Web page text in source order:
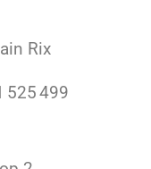
Rix
525 499